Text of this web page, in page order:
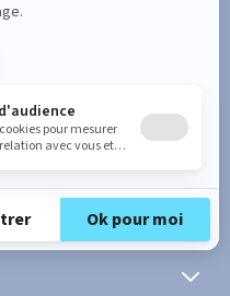
avoir plus de 16 ans et
incluant des informations
ou évènements de Bultex
personnelles.